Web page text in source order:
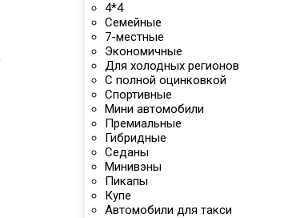
4*4
Семейные
7-местные
Экономичные
Для холодных регионов
С полной оцинковкой
Спортивные
Мини автомобили
Премиальные
Гибридные
Седаны
Минивэны
Пикапы
Купе
Автомобили для такси